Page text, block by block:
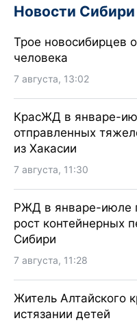
Новости Сибири
Трое новосибирцев
человека
7 августа, 13:02
КрасЖД в январе-
отправленных
из Хакасии
7 августа, 11:30
РЖД в январе-июле
рост контейнерных
Сибири
7 августа, 11:28
Житель Алтайского
истязании детей